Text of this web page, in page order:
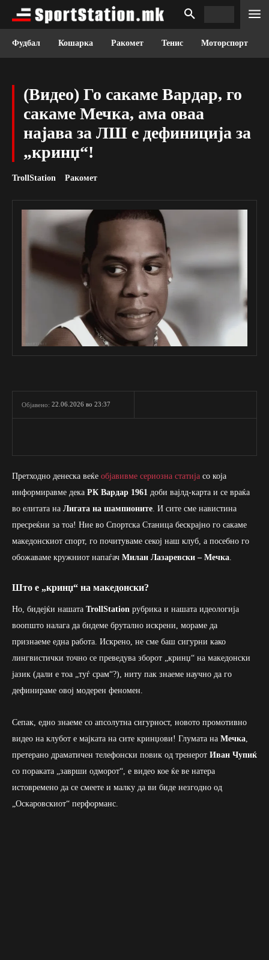
Фудбал Кошарка Ракомет Тенис Моторспорт
(Видео) Го сакаме Вардар, го
сакаме Мечка, ама оваа
најава за ЛШ е дефиниција за
„кринџ“!
TrollStation Ракомет
Објавено: 22.06.2026 во 23:37
Претходно денеска веќе објавивме сериозна статија со која
информиравме дека РК Вардар 1961 доби вајлд-карта и се враќа
во елитата на Лигата на шампионите . И сите сме навистина
пресреќни за тоа! Ние во Спортска Станица бескрајно го сакаме
македонскиот спорт, го почитуваме секој наш клуб, а посебно го
обожаваме кружниот напаѓач Милан Лазаревски – Мечка
Што е „кринџ“ на македонски?
Но, бидејќи нашата TrollStation рубрика и нашата идеологија
воопшто налага да бидеме брутално искрени, мораме да
признаеме една работа. Искрено, не сме баш сигурни како
лингвистички точно се преведува зборот „кринџ“ на македонски
јазик (дали е тоа „туѓ срам“?), ниту пак знаеме научно да го
дефинираме овој модерен феномен.
Сепак, едно знаеме со апсолутна сигурност, новото промотивно
видео на клубот е мајката на сите кринџови! Глумата на Мечка
претерано драматичен телефонски повик од тренерот Иван Чупиќ
со пораката „заврши одморот“, е видео кое ќе ве натера
истовремено да се смеете и малку да ви биде незгодно од
„Оскаровскиот“ перформанс.